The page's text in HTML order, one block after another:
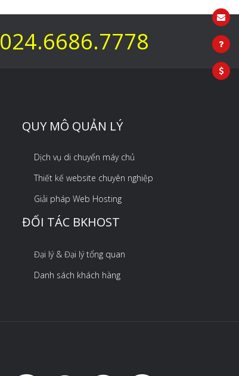
024.6686.7778
QUY MÔ QUẢN LÝ
Dịch vụ di chuyển máy chủ
Thiết kế website chuyên nghiệp
Giải pháp Web Hosting
ĐỐI TÁC BKHOST
Đại lý & Đại lý tổng quan
Danh sách khách hàng